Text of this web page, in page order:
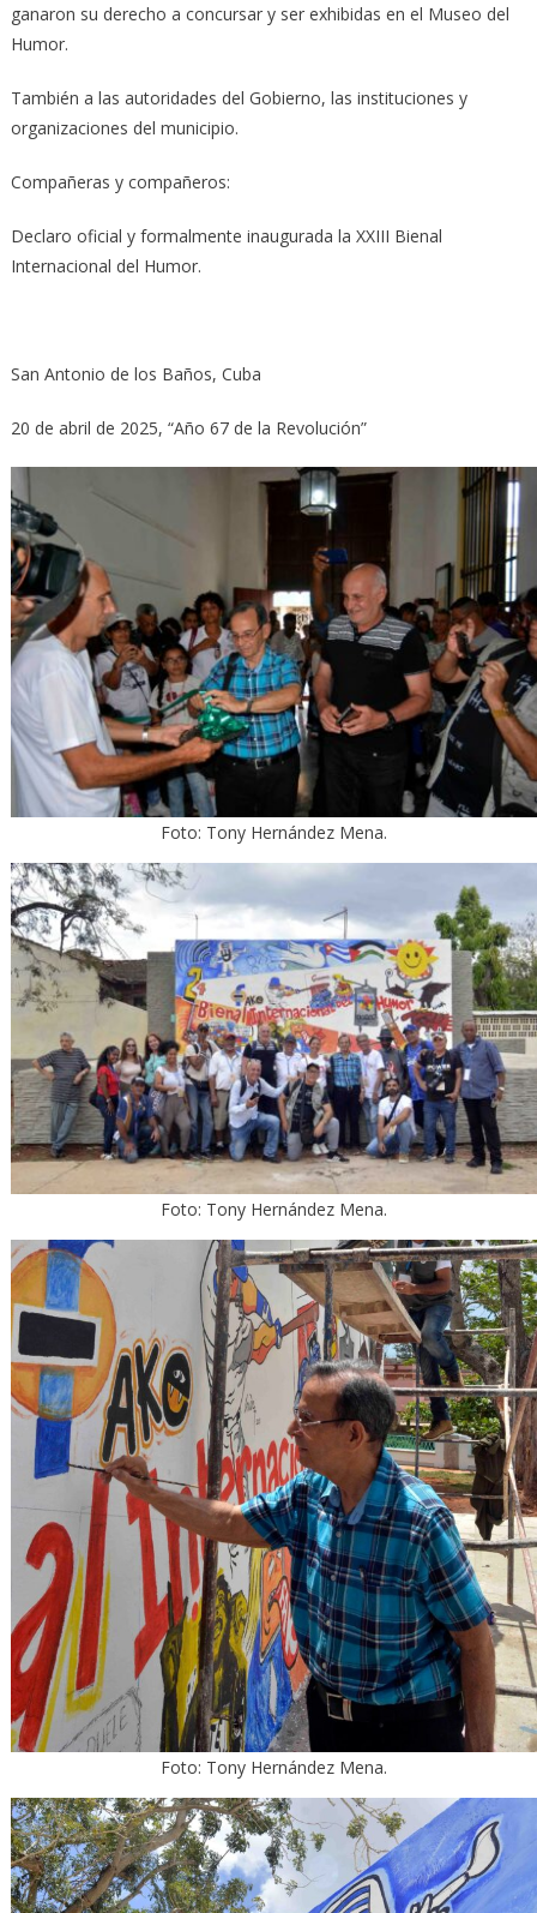
ganaron su derecho a concursar y ser exhibidas en el Museo del
Humor.
También a las autoridades del Gobierno, las instituciones y
organizaciones del municipio.
Compañeras y compañeros:
Declaro oficial y formalmente inaugurada la XXIII Bienal
Internacional del Humor.
San Antonio de los Baños, Cuba
20 de abril de 2025, “Año 67 de la Revolución”
Foto: Tony Hernández Mena.
Foto: Tony Hernández Mena.
Foto: Tony Hernández Mena.